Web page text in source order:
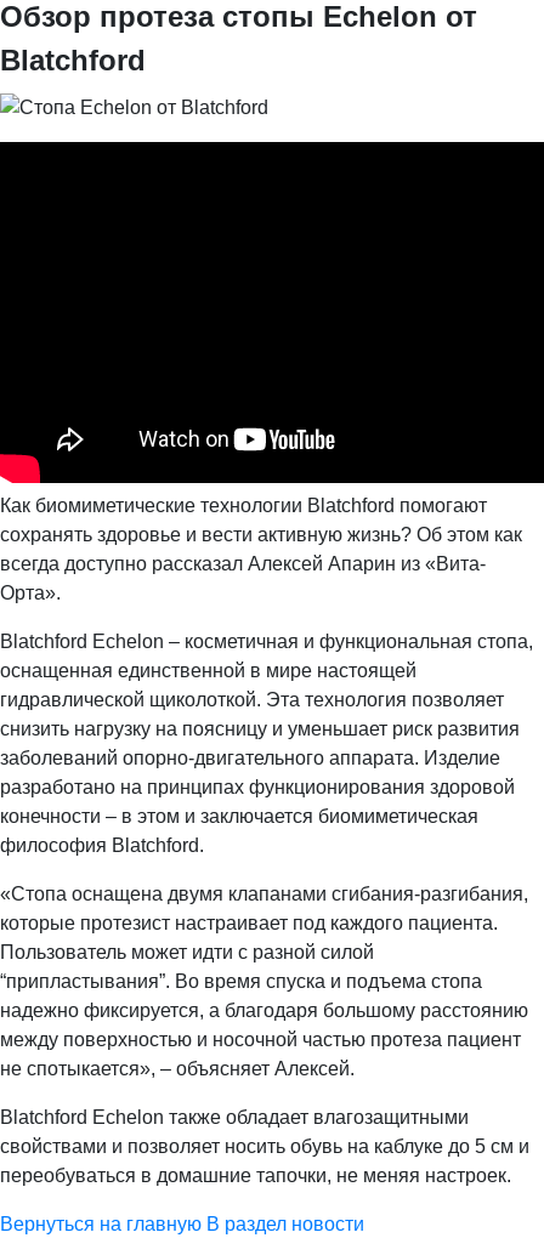
Обзор протеза стопы Echelon от
Blatchford
Как биомиметические технологии Blatchford помогают
сохранять здоровье и вести активную жизнь? Об этом как
всегда доступно рассказал Алексей Апарин из «Вита-
Орта».
Blatchford Echelon – косметичная и функциональная стопа,
оснащенная единственной в мире настоящей
гидравлической щиколоткой. Эта технология позволяет
снизить нагрузку на поясницу и уменьшает риск развития
заболеваний опорно-двигательного аппарата. Изделие
разработано на принципах функционирования здоровой
конечности – в этом и заключается биомиметическая
философия Blatchford.
«Стопа оснащена двумя клапанами сгибания-разгибания,
которые протезист настраивает под каждого пациента.
Пользователь может идти с разной силой
“припластывания”. Во время спуска и подъема стопа
надежно фиксируется, а благодаря большому расстоянию
между поверхностью и носочной частью протеза пациент
не спотыкается», – объясняет Алексей.
Blatchford Echelon также обладает влагозащитными
свойствами и позволяет носить обувь на каблуке до 5 см и
переобуваться в домашние тапочки, не меняя настроек.
Вернуться на главную В раздел новости